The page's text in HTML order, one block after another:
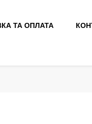
ТА ОПЛАТА